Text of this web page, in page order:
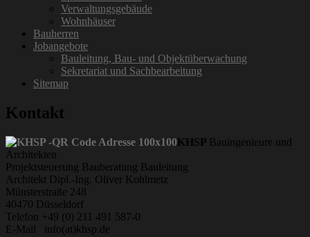
Verwaltungsgebäude
Wohnhäuser
Bauherren
Jobangebote
Bauleitung, Bau- und Objektüberwachung
Sekretariat und Sachbearbeitung
Sitemap
Kontakt
KHSP Bauingenieure und
Architekten
Projektsteuerung Bauberatung Bauleitung
Architekt Dipl.-Ing. Oliver Kohlmetz
Münsterstraße 248
40470 Düsseldorf
Telefon +49 (0) 211 491 587-0
E-Mail info(at)khsp.de